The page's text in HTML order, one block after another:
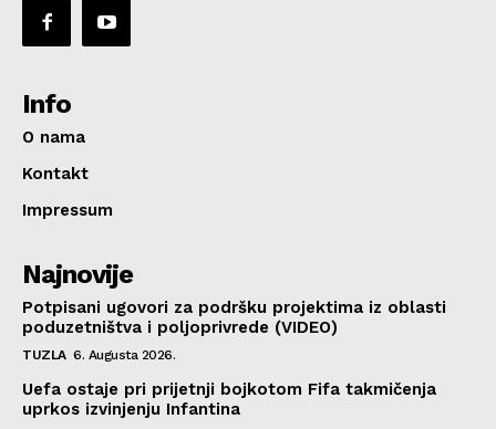
Info
O nama
Kontakt
Impressum
Najnovije
Potpisani ugovori za podršku projektima iz oblasti
poduzetništva i poljoprivrede (VIDEO)
TUZLA 6. Augusta 2026.
Uefa ostaje pri prijetnji bojkotom Fifa takmičenja
uprkos izvinjenju Infantina